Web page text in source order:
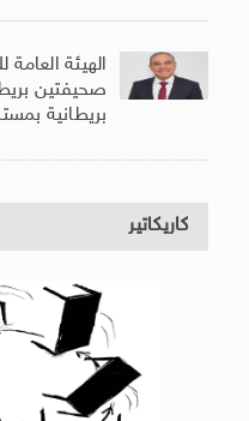
الهيئة
صحيفتين
بريطانية
كاريكاتير